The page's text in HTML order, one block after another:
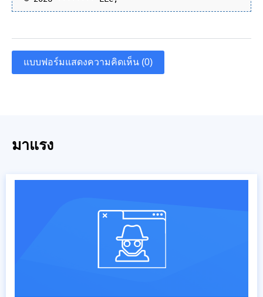
แบบฟอร์มแสดงความคิดเห็น (0)
มาแรง